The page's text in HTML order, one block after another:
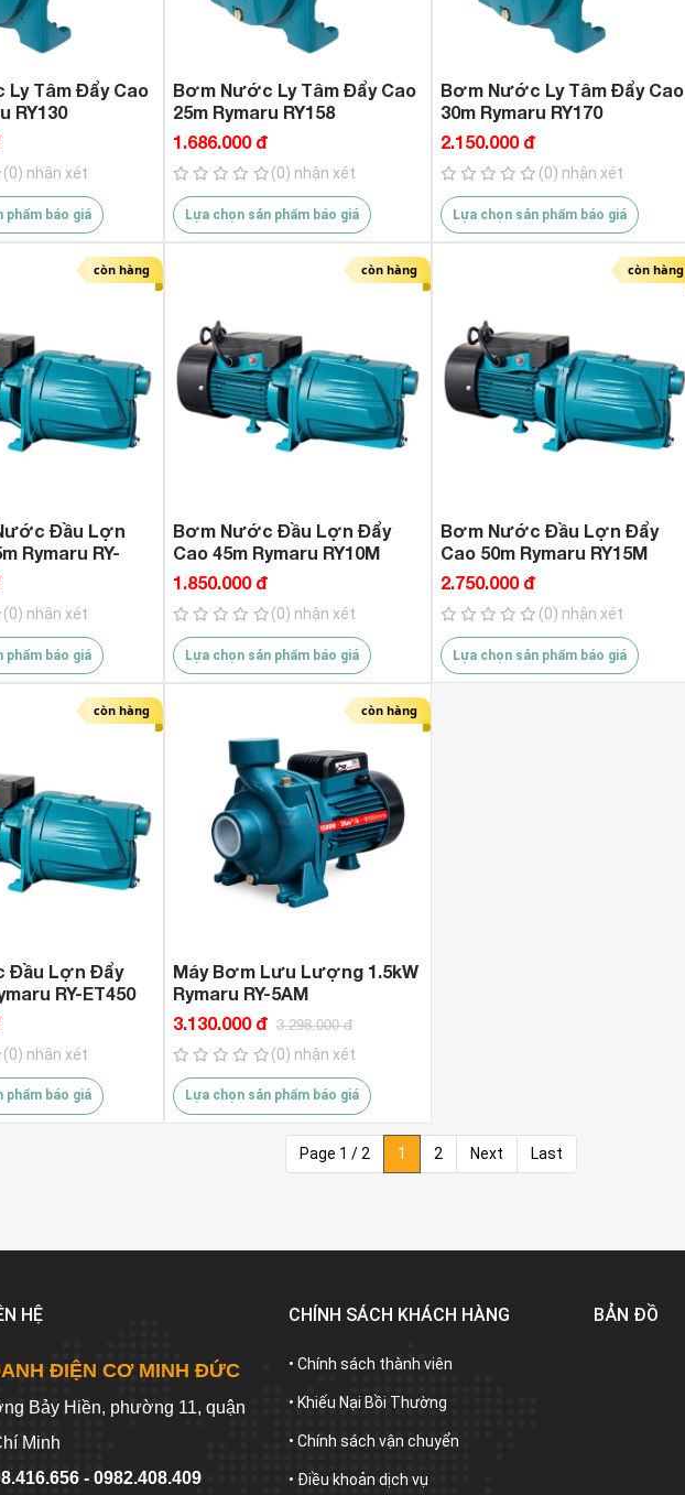
Tâm Đẩy Cao
RY130
(0) nhận xét
phẩm báo giá
Bơm Nước Ly Tâm Đẩy Cao
25m Rymaru RY158
1.686.000 đ
(0) nhận xét
Lựa chọn sản phẩm báo giá
Bơm Nước Ly Tâm Đẩy Cao
30m Rymaru RY170
2.150.000 đ
(0) nhận xét
Lựa chọn sản phẩm báo giá
còn hàng
Đầu Lợn
Rymaru RY-
(0) nhận xét
phẩm báo giá
còn hàng
Bơm Nước Đầu Lợn Đẩy
Cao 45m Rymaru RY10M
1.850.000 đ
(0) nhận xét
Lựa chọn sản phẩm báo giá
còn hàng
Bơm Nước Đầu Lợn Đẩy
Cao 50m Rymaru RY15M
2.750.000 đ
(0) nhận xét
Lựa chọn sản phẩm báo giá
còn hàng
Đầu Lợn Đẩy
RY-ET450
(0) nhận xét
phẩm báo giá
còn hàng
Máy Bơm Lưu Lượng 1.5kW
Rymaru RY-5AM
3.130.000 đ 3.298.000 đ
(0) nhận xét
Lựa chọn sản phẩm báo giá
Page 1 / 2 1 2 Next Last
HỆ
ĐIỆN CƠ MINH ĐỨC
Bảy Hiền, phường 11, quận
Minh
- 0982.408.409
CHÍNH SÁCH KHÁCH HÀNG
• Chính sách thành viên
• Khiếu Nại Bồi Thường
• Chính sách vận chuyển
• Điều khoản dịch vụ
BẢN ĐỒ